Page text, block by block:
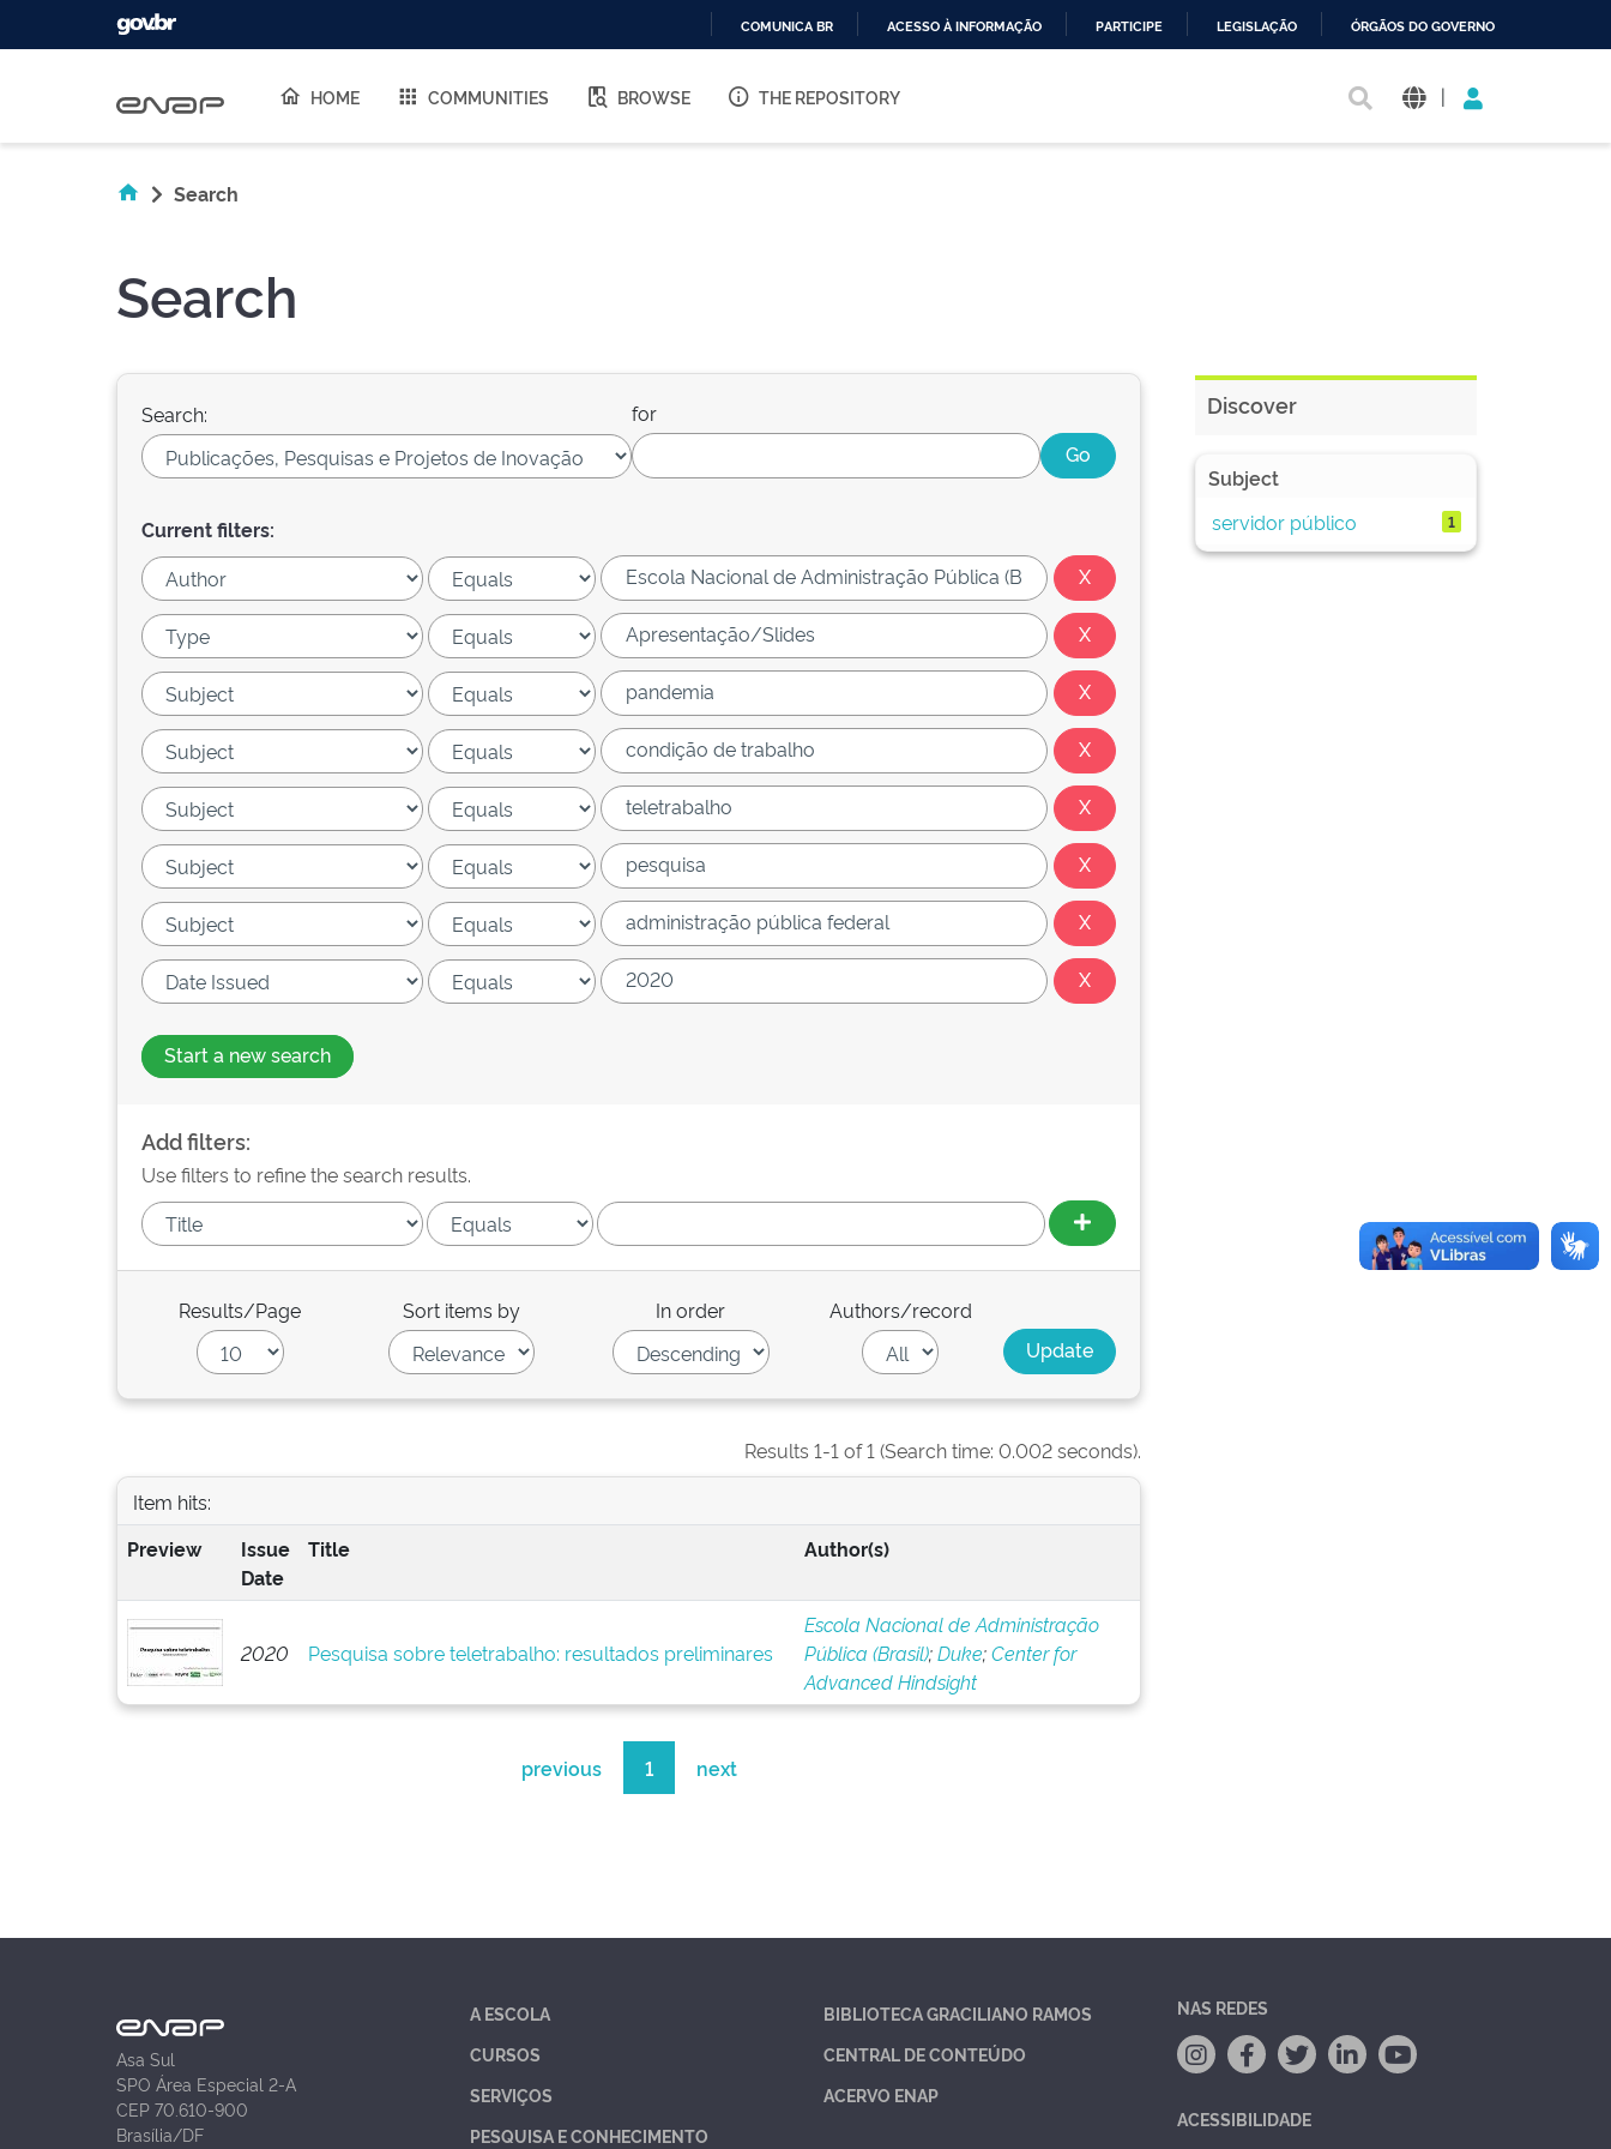
O
COMUNICA BR ACESSO À INFORMAÇÃO PARTICIPE LEGISLAÇÃO ÓRGÃOS DO GOVERNO
HOME COMMUNITIES BROWSE THE REPOSITORY |
Search
Search
Search: for
Current filters:
Start a new search
Add filters:
Use filters to refine the search results.
Results/Page Sort items by In order Authors/record
Results 1-1 of 1 (Search time: 0.002 seconds).
Item hits:
Preview
Issue
Date
Title Author(s)
2020 Pesquisa sobre teletrabalho: resultados preliminares
Escola Nacional de Administração
Pública (Brasil);Duke;Center for
Advanced Hindsight
previous 1 next
Discover
Subject
servidor público
1
Asa Sul
SPO Área Especial 2-A
CEP 70.610-900
Brasília/DF
A ESCOLA
CURSOS
SERVIÇOS
PESQUISA E CONHECIMENTO
BIBLIOTECA GRACILIANO RAMOS
CENTRAL DE CONTEÚDO
ACERVO ENAP
NAS REDES
ACESSIBILIDADE